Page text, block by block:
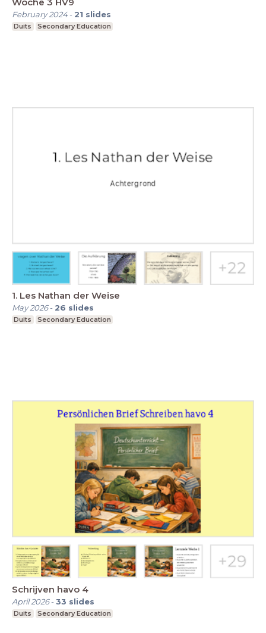
February 2024- 21 slides
Duits Secondary Education
1. Les Nathan der Weise
May 2026- 26 slides
Duits Secondary Education
Schrijven havo 4
April 2026-33 slides
Duits Secondary Education